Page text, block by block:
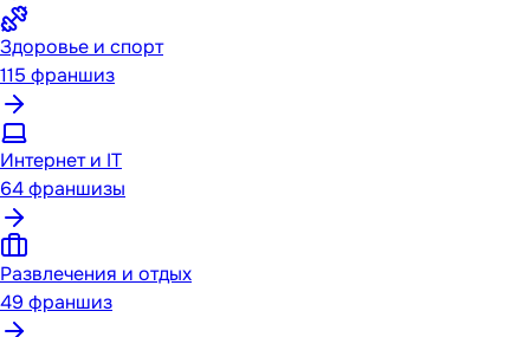
Здоровье и спорт
115 франшиз
Интернет и IT
64франшизы
Развлечения и отдых
49 франшиз